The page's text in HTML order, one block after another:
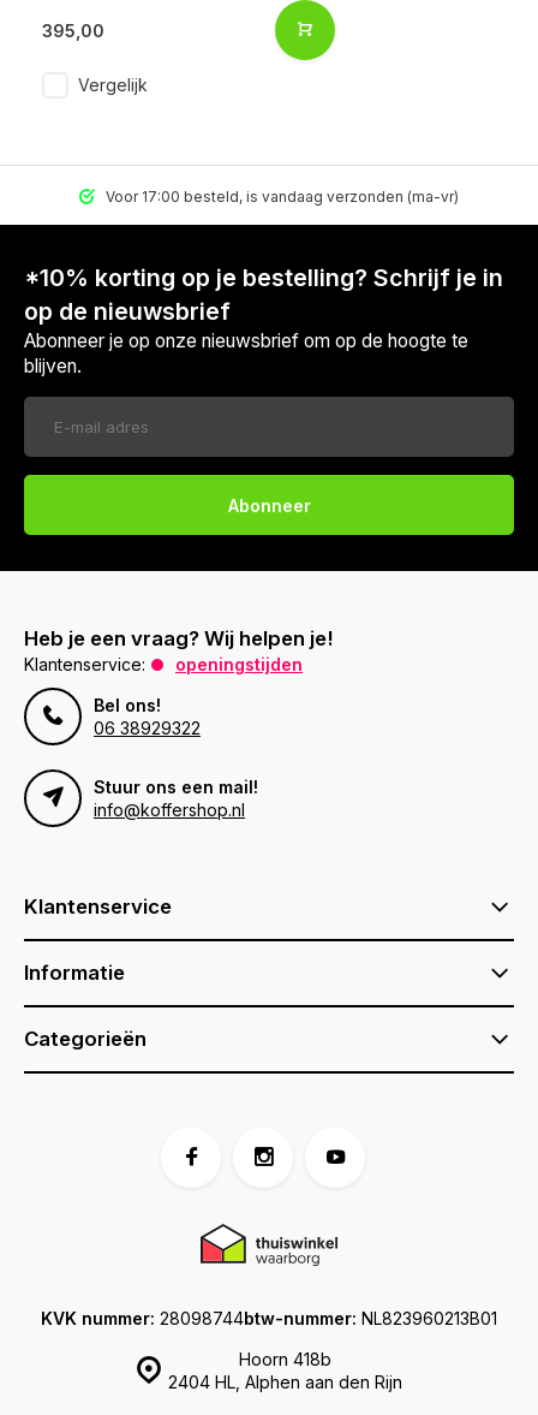
395,00
Vergelijk
Voor 17:00 besteld, is vandaag verzonden (ma-vr)
*10% korting op je bestelling? Schrijf je in
op de nieuwsbrief
Abonneer je op onze nieuwsbrief om op de hoogte te
blijven.
Abonneer
Heb je een vraag? Wij helpen je!
Klantenservice:
openingstijden
Bel ons!
06 38929322
Stuur ons een mail!
info@koffershop.nl
Klantenservice
Informatie
Categorieën
Hoorn 418b
2404 HL, Alphen aan den Rijn
KVK nummer: 28098744btw-nummer: NL823960213B01